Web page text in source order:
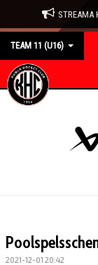
STREAMA
TEAM 11 (U16)
HEM
BILDGALLERI
2021-12-01 20:42